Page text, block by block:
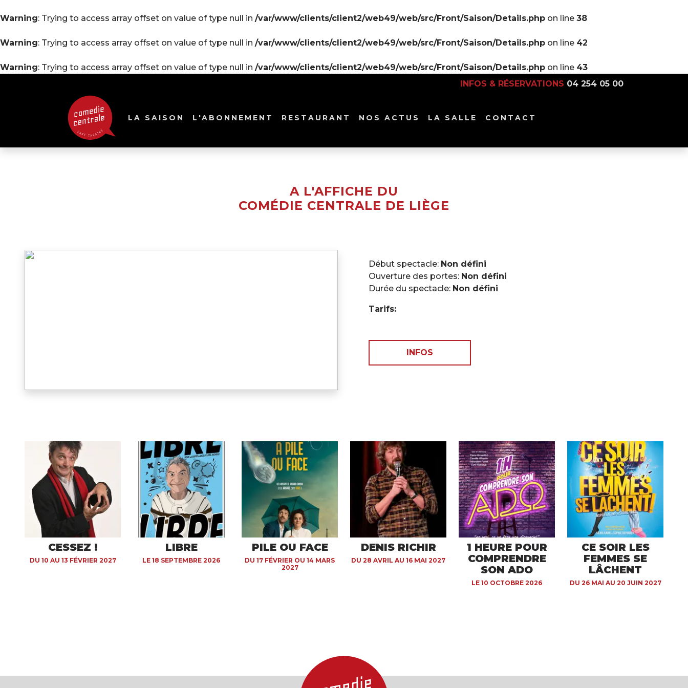
Warning: Trying to access array offset on value of type null in /var/www/clients/client2/web49/web/src/Front/Saison/Details.php on line 38
Warning: Trying to access array offset on value of type null in /var/www/clients/client2/web49/web/src/Front/Saison/Details.php on line 42
Warning: Trying to access array offset on value of type null in /var/www/clients/client2/web49/web/src/Front/Saison/Details.php on line 43
INFOS & RÉSERVATIONS 04 254 05 00
LA SAISON L'ABONNEMENT RESTAURANT NOS ACTUS LA SALLE CONTACT
A L'AFFICHE DU
COMÉDIE CENTRALE DE LIÈGE
Début spectacle: Non défini
Ouverture des portes: Non défini
Durée du spectacle: Non défini
Tarifs:
INFOS
CESSEZ !
DU 10 AU 13 FÉVRIER 2027
LIBRE
LE 18 SEPTEMBRE 2026
PILE OU FACE
DU 17 FÉVRIER OU 14 MARS
2027
DENIS RICHIR
DU 28 AVRIL AU 16 MAI 2027
1 HEURE POUR
COMPRENDRE
SON ADO
LE 10 OCTOBRE 2026
CE SOIR LES
FEMMES SE
LÂCHENT
DU 26 MAI AU 20 JUIN 2027